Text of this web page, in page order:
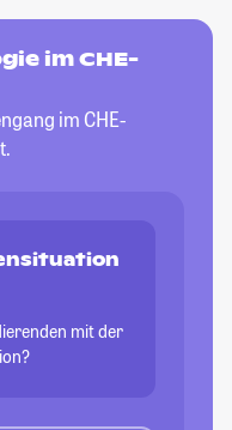
im CHE-
im CHE-
mit der